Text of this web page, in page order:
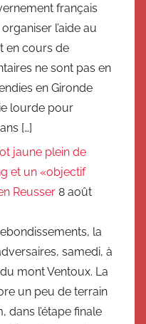
français
l’aide au
en cours de
ne sont pas en
en Gironde
lourde pour
[…]
jaune plein de
et un «objectif
Reusser 8 août
la
samedi, à
mont Ventoux. La
un peu de terrain
dans l’étape finale